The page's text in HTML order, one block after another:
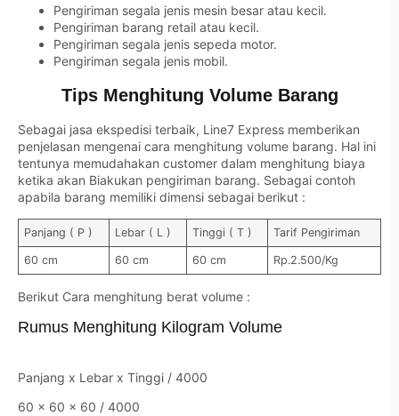
Pengiriman segala jenis mesin besar atau kecil.
Pengiriman barang retail atau kecil.
Pengiriman segala jenis sepeda motor.
Pengiriman segala jenis mobil.
Tips Menghitung Volume Barang
Sebagai jasa ekspedisi terbaik, Line7 Express memberikan
penjelasan mengenai cara menghitung volume barang. Hal ini
tentunya memudahakan customer dalam menghitung biaya
ketika akan Biakukan pengiriman barang. Sebagai contoh
apabila barang memiliki dimensi sebagai berikut :
Panjang ( P ) Lebar ( L ) Tinggi ( T ) Tarif Pengiriman
60 cm 60 cm 60 cm Rp.2.500/Kg
Berikut Cara menghitung berat volume :
Rumus Menghitung Kilogram Volume
Panjang x Lebar x Tinggi / 4000
60 x 60 x 60 / 4000